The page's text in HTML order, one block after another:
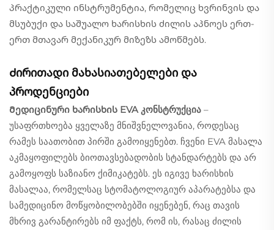
პრაქტიკული ინსტრუმენტია, რომელიც ხვრინვის და
მსუბუქი და საშუალო ხარისხის ძილის აპნოეს ერთ-
ერთ მთავარ მექანიკურ მიზეზს ამოწმებს.
Ძირითადი მახასიათებელები და
პროდენციები
Მედიცინური ხარისხის EVA კონსტრუქცია –
უსაფრთხოება ყველაზე მნიშვნელოვანია, როდესაც
რამეს საათობით პირში გამოიყენებთ. ჩვენი EVA მასალა
აკმაყოფილებს ბიოთავსებადობის სტანდარტებს და არ
გამოყოფს საზიანო ქიმიკატებს. ეს იგივე ხარისხის
მასალაა, რომელსაც სტომატოლოგიურ აპარატებსა და
სამედიცინო მოწყობილობებში იყენებენ, რაც თავის
მხრივ გარანტირებს იმ ფაქტს, რომ ის, რასაც ძილის